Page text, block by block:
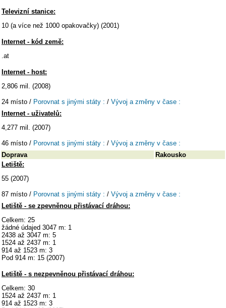
Televizní stanice:
10 (a více než 1000 opakovačky) (2001)
Internet - kód země:
.at
Internet - host:
2,806 mil. (2008)
24 místo / Porovnat s jinými státy : / Vývoj a změny v čase :
Internet - uživatelů:
4,277 mil. (2007)
46 místo / Porovnat s jinými státy : / Vývoj a změny v čase :
Doprava
Rakousko
Letiště:
55 (2007)
87 místo / Porovnat s jinými státy : / Vývoj a změny v čase :
Letiště - se zpevněnou přistávací dráhou:
Celkem: 25
žádné údajed 3047 m: 1
2438 až 3047 m: 5
1524 až 2437 m: 1
914 až 1523 m: 3
Pod 914 m: 15 (2007)
Letiště - s nezpevněnou přistávací dráhou:
Celkem: 30
1524 až 2437 m: 1
914 až 1523 m: 3